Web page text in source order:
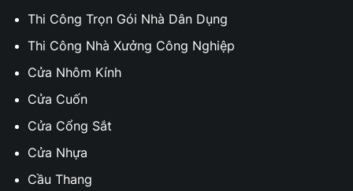
Thi Công Trọn Gói Nhà Dân Dụng
Thi Công Nhà Xưởng Công Nghiệp
Cửa Nhôm Kính
Cửa Cuốn
Cửa Cổng Sắt
Cửa Nhựa
Cầu Thang